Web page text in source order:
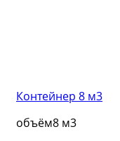
Контейнер 8 м3
объём8 м3